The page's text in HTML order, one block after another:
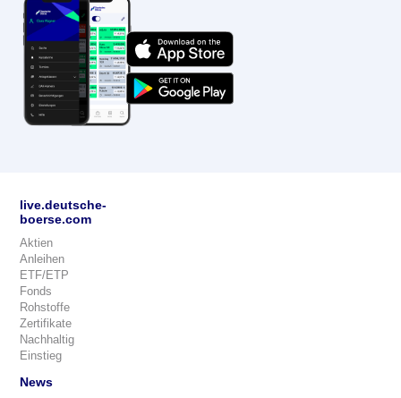
live.deutsche-
boerse.com
Aktien
Anleihen
ETF/ETP
Fonds
Rohstoffe
Zertifikate
Nachhaltig
Einstieg
News